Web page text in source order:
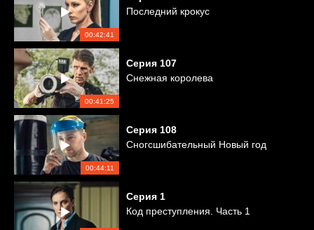
00:42:41
Последний крокус
00:41:25
Серия 107
Снежная королева
00:44:11
Серия 108
Сногсшибательный Новый год
Серия 1
Код преступления. Часть 1